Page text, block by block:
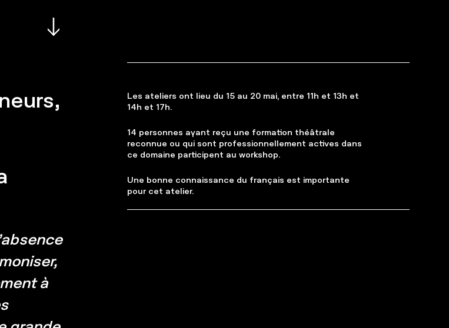
à
Les ateliers ont lieu du 15 au 20 mai, entre 11h et 13h et
14h et 17h.
14 personnes ayant reçu une formation théâtrale
reconnue ou qui sont professionnellement actives dans
ce domaine participent au workshop.
Une bonne connaissance du français est importante
pour cet atelier.